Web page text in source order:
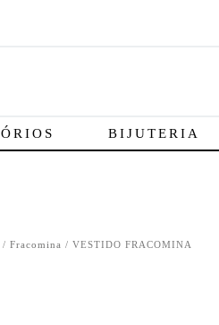
BIJUTERIA
/ Fracomina / VESTIDO FRACOMINA